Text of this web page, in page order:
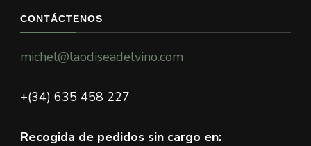
CONTÁCTENOS
michel@laodiseadelvino.com
+(34) 635 458 227
Recogida de pedidos sin cargo en: